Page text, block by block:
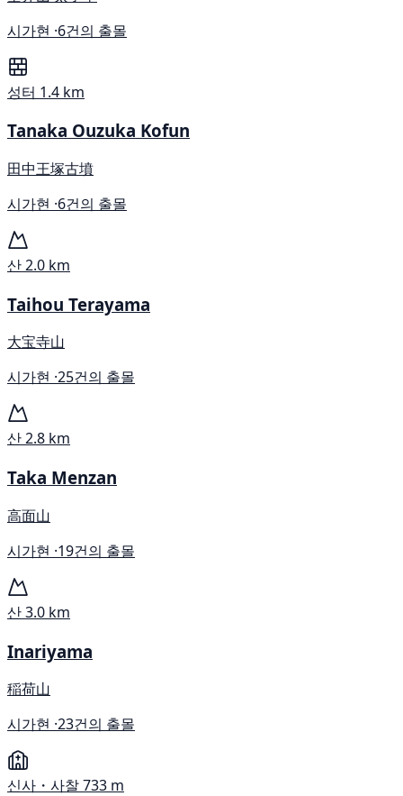
시가현 ·6건의 출몰
성터 1.4 km
Tanaka Ouzuka Kofun
田中王塚古墳
시가현 ·6건의 출몰
산2.0 km
Taihou Terayama
大宝寺山
시가현 ·25건의 출몰
산2.8 km
Taka Menzan
高面山
시가현 ·19건의 출몰
산3.0 km
Inariyama
稲荷山
시가현 ·23건의 출몰
신사・사찰733 m